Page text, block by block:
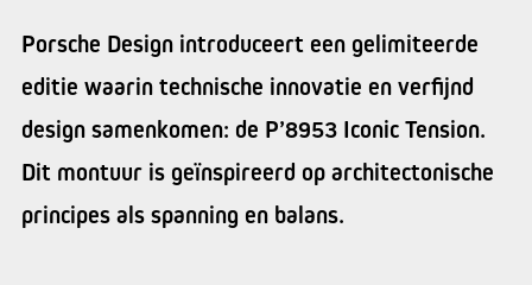
Porsche Design introduceert een gelimiteerde
editie waarin technische innovatie en verfijnd
design samenkomen: de P’8953 Iconic Tension.
Dit montuur is geïnspireerd op architectonische
principes als spanning en balans.